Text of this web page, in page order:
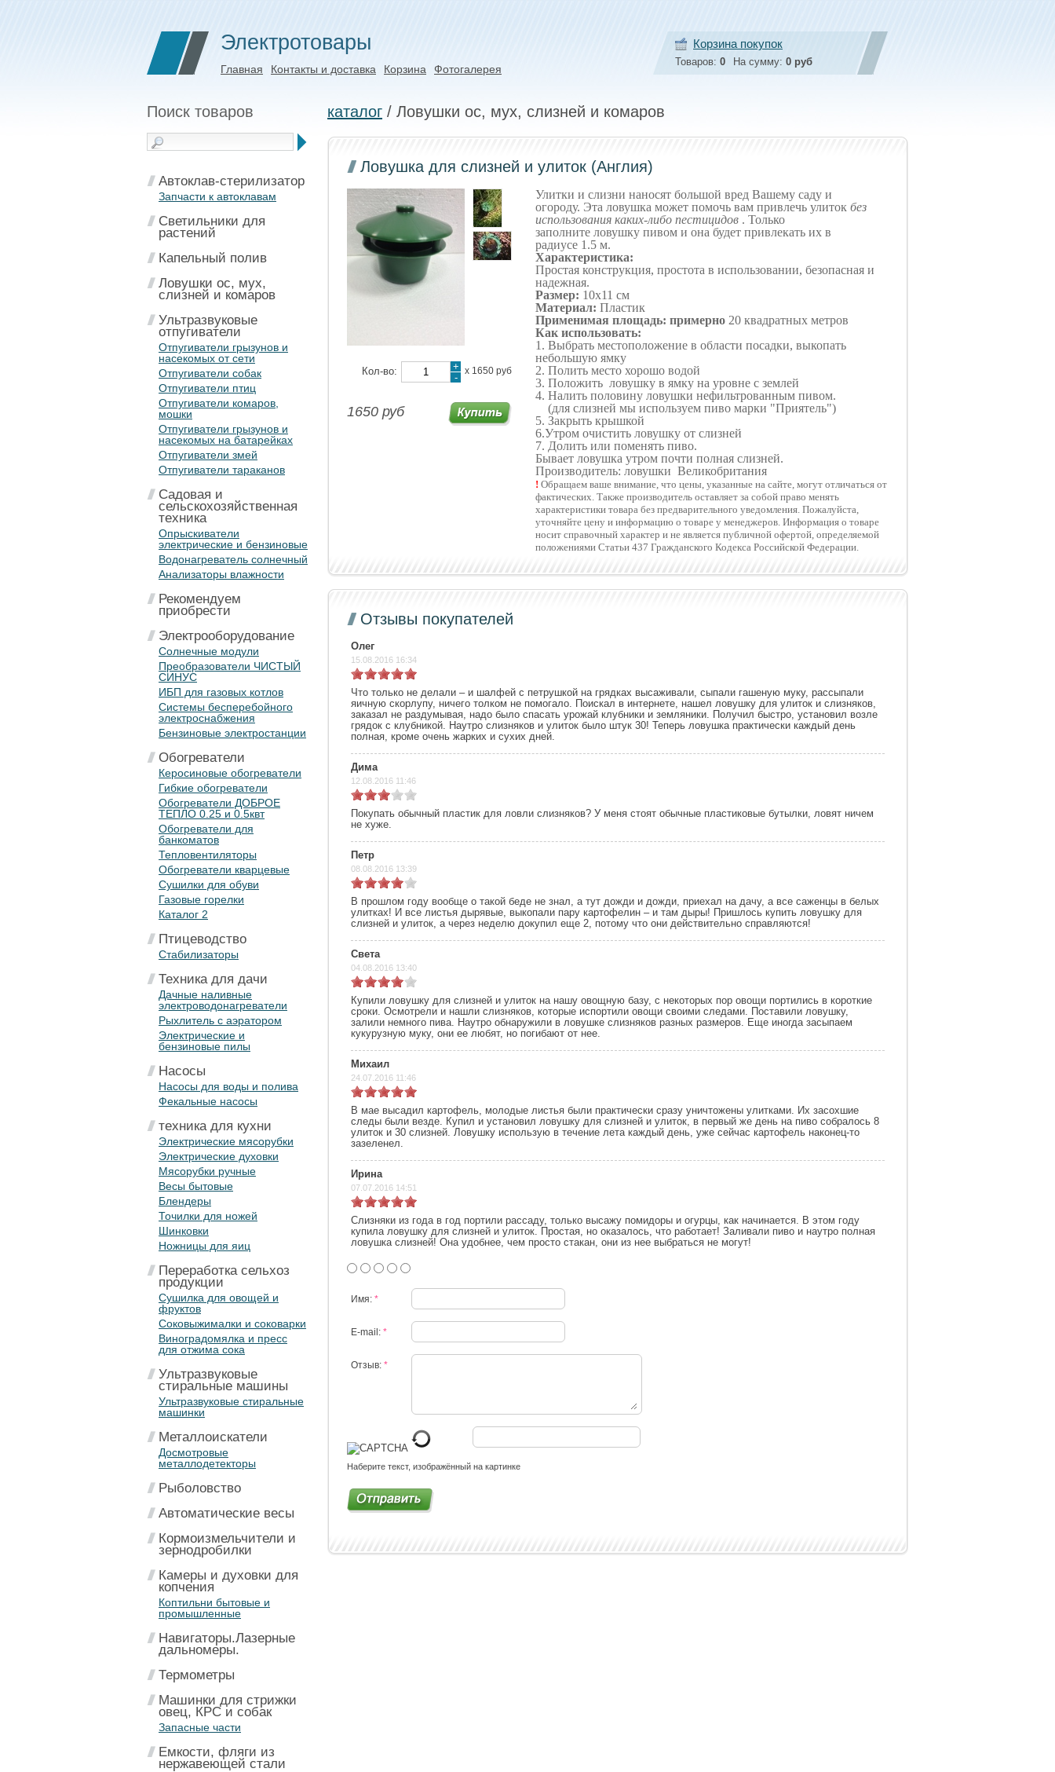
Корзина покупок
Товаров: 0 На сумму: 0 руб
Электротовары
Главная Контакты и доставка Корзина Фотогалерея
Поиск товаров
Автоклав-стерилизатор
Запчасти к автоклавам
Светильники для
растений
Капельный полив
Ловушки ос, мух,
слизней и комаров
Ультразвуковые
отпугиватели
Отпугиватели грызунов и
насекомых от сети
Отпугиватели собак
Отпугиватели птиц
Отпугиватели комаров,
мошки
Отпугиватели грызунов и
насекомых на батарейках
Отпугиватели змей
Отпугиватели тараканов
Садовая и
сельскохозяйственная
техника
Опрыскиватели
электрические и бензиновые
Водонагреватель солнечный
Анализаторы влажности
Рекомендуем
приобрести
Электрооборудование
Солнечные модули
Преобразователи ЧИСТЫЙ
СИНУС
ИБП для газовых котлов
Системы бесперебойного
электроснабжения
Бензиновые электростанции
Обогреватели
Керосиновые обогреватели
Гибкие обогреватели
Обогреватели ДОБРОЕ
ТЕПЛО 0.25 и 0.5квт
Обогреватели для
банкоматов
Тепловентиляторы
Обогреватели кварцевые
Сушилки для обуви
Газовые горелки
Каталог 2
Птицеводство
Стабилизаторы
Техника для дачи
Дачные наливные
электроводонагреватели
Рыхлитель с аэратором
Электрические и
бензиновые пилы
Насосы
Насосы для воды и полива
Фекальные насосы
техника для кухни
Электрические мясорубки
Электрические духовки
Мясорубки ручные
Весы бытовые
Блендеры
Точилки для ножей
Шинковки
Ножницы для яиц
Переработка сельхоз
продукции
Сушилка для овощей и
фруктов
Соковыжималки и соковарки
Виноградомялка и пресс
для отжима сока
Ультразвуковые
стиральные машины
Ультразвуковые стиральные
машинки
Металлоискатели
Досмотровые
металлодетекторы
Рыболовство
Автоматические весы
Кормоизмельчители и
зернодробилки
Камеры и духовки для
копчения
Коптильни бытовые и
промышленные
Навигаторы.Лазерные
дальномеры.
Термометры
Машинки для стрижки
овец, КРС и собак
Запасные части
Емкости, фляги из
нержавеющей стали
каталог / Ловушки ос, мух, слизней и комаров
Ловушка для слизней и улиток (Англия)
Кол-во: х 1650 руб
+
-
1650 руб
Улитки и слизни наносят большой вред Вашему саду и
огороду. Эта ловушка может помочь вам привлечь улиток без
использования каких-либо пестицидов . Только
заполните ловушку пивом и она будет привлекать их в
радиусе 1.5 м.
Характеристика:
Простая конструкция, простота в использовании, безопасная и
надежная.
Размер: 10x11 см
Материал: Пластик
Применимая площадь: примерно 20 квадратных метров
Как использовать:
1. Выбрать местоположение в области посадки, выкопать
небольшую ямку
2. Полить место хорошо водой
3. Положить ловушку в ямку на уровне с землей
4. Налить половину ловушки нефильтрованным пивом.
(для слизней мы используем пиво марки "Приятель")
5. Закрыть крышкой
6.Утром очистить ловушку от слизней
7. Долить или поменять пиво.
Бывает ловушка утром почти полная слизней.
Производитель: ловушки Великобритания
! Обращаем ваше внимание, что цены, указанные на сайте, могут отличаться от
фактических. Также производитель оставляет за собой право менять
характеристики товара без предварительного уведомления. Пожалуйста,
уточняйте цену и информацию о товаре у менеджеров. Информация о товаре
носит справочный характер и не является публичной офертой, определяемой
положениями Статьи 437 Гражданского Кодекса Российской Федерации.
Отзывы покупателей
Олег
15.08.2016 16:34
Что только не делали – и шалфей с петрушкой на грядках высаживали, сыпали гашеную муку, рассыпали
яичную скорлупу, ничего толком не помогало. Поискал в интернете, нашел ловушку для улиток и слизняков,
заказал не раздумывая, надо было спасать урожай клубники и земляники. Получил быстро, установил возле
грядок с клубникой. Наутро слизняков и улиток было штук 30! Теперь ловушка практически каждый день
полная, кроме очень жарких и сухих дней.
Дима
12.08.2016 11:46
Покупать обычный пластик для ловли слизняков? У меня стоят обычные пластиковые бутылки, ловят ничем
не хуже.
Петр
08.08.2016 13:39
В прошлом году вообще о такой беде не знал, а тут дожди и дожди, приехал на дачу, а все саженцы в белых
улитках! И все листья дырявые, выкопали пару картофелин – и там дыры! Пришлось купить ловушку для
слизней и улиток, а через неделю докупил еще 2, потому что они действительно справляются!
Света
04.08.2016 13:40
Купили ловушку для слизней и улиток на нашу овощную базу, с некоторых пор овощи портились в короткие
сроки. Осмотрели и нашли слизняков, которые испортили овощи своими следами. Поставили ловушку,
залили немного пива. Наутро обнаружили в ловушке слизняков разных размеров. Еще иногда засыпаем
кукурузную муку, они ее любят, но погибают от нее.
Михаил
24.07.2016 11:46
В мае высадил картофель, молодые листья были практически сразу уничтожены улитками. Их засохшие
следы были везде. Купил и установил ловушку для слизней и улиток, в первый же день на пиво собралось 8
улиток и 30 слизней. Ловушку использую в течение лета каждый день, уже сейчас картофель наконец-то
зазеленел.
Ирина
07.07.2016 14:51
Слизняки из года в год портили рассаду, только высажу помидоры и огурцы, как начинается. В этом году
купила ловушку для слизней и улиток. Простая, но оказалось, что работает! Заливали пиво и наутро полная
ловушка слизней! Она удобнее, чем просто стакан, они из нее выбраться не могут!
Имя: *
E-mail: *
Отзыв: *
Наберите текст, изображённый на картинке